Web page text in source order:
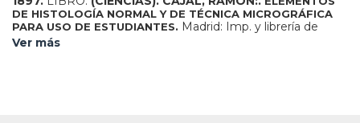
DE HISTOLOGÍA NORMAL Y DE TÉCNICA MICROGRÁFICA
PARA USO DE ESTUDIANTES. Madrid: Imp. y librería de
Nicolás Moya, 1897. 4º menor. 530 p. Ilustr. con figuras en el
Ver más